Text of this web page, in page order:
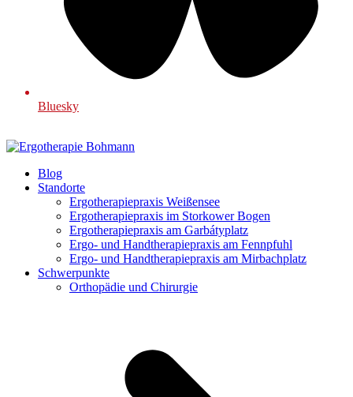
Bluesky
Blog
Standorte
Ergotherapiepraxis Weißensee
Ergotherapiepraxis im Storkower Bogen
Ergotherapiepraxis am Garbátyplatz
Ergo- und Handtherapiepraxis am Fennpfuhl
Ergo- und Handtherapiepraxis am Mirbachplatz
Schwerpunkte
Orthopädie und Chirurgie